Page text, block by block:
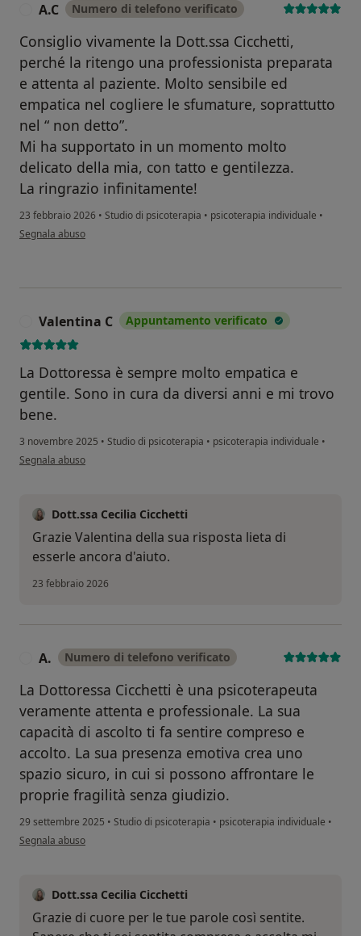
A.C Numero di telefono verificato
Consiglio vivamente la Dott.ssa Cicchetti,
perché la ritengo una professionista preparata
e attenta al paziente. Molto sensibile ed
empatica nel cogliere le sfumature, soprattutto
nel “ non detto”.
Mi ha supportato in un momento molto
delicato della mia, con tatto e gentilezza.
La ringrazio infinitamente!
23 febbraio 2026 • Studio di psicoterapia • psicoterapia individuale •
secondo l'opinione dell'utente A.C
Segnala abuso
Valentina C Appuntamento verificato
La Dottoressa è sempre molto empatica e
gentile. Sono in cura da diversi anni e mi trovo
bene.
3 novembre 2025 • Studio di psicoterapia • psicoterapia individuale •
secondo l'opinione dell'utente Valentina C
Segnala abuso
Dott.ssa Cecilia Cicchetti
Grazie Valentina della sua risposta lieta di
esserle ancora d'aiuto.
23 febbraio 2026
A. Numero di telefono verificato
La Dottoressa Cicchetti è una psicoterapeuta
veramente attenta e professionale. La sua
capacità di ascolto ti fa sentire compreso e
accolto. La sua presenza emotiva crea uno
spazio sicuro, in cui si possono affrontare le
proprie fragilità senza giudizio.
29 settembre 2025 • Studio di psicoterapia • psicoterapia individuale •
secondo l'opinione dell'utente A.
Segnala abuso
Dott.ssa Cecilia Cicchetti
Grazie di cuore per le tue parole così sentite.